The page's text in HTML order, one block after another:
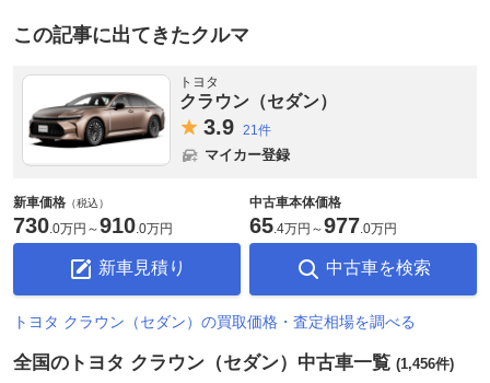
この記事に出てきたクルマ
トヨタ
クラウン（セダン）
3.9 21件
マイカー登録
新車価格 （税込）
730 0万円 ～910 0万円
新車見積り
中古車本体価格
65 4万円 ～977 0万円
中古車を検索
トヨタ クラウン（セダン）の買取価格・査定相場を調べる
全国のトヨタ クラウン（セダン）中古車一覧 (1,456件)